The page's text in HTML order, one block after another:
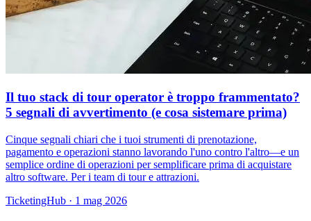
Il tuo stack di tour operator è troppo frammentato?
5 segnali di avvertimento (e cosa sistemare prima)
Cinque segnali chiari che i tuoi strumenti di prenotazione,
pagamento e operazioni stanno lavorando l'uno contro l'altro—e un
semplice ordine di operazioni per semplificare prima di acquistare
altro software. Per i team di tour e attrazioni.
TicketingHub · 1 mag 2026